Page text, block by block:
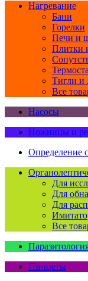
Нагревание
Бани
Горелки
Печи и
Плитки
Тигли и
Все
Насосы
Ножницы и
Определение
Для
Для
Для
Все
Пинцеты